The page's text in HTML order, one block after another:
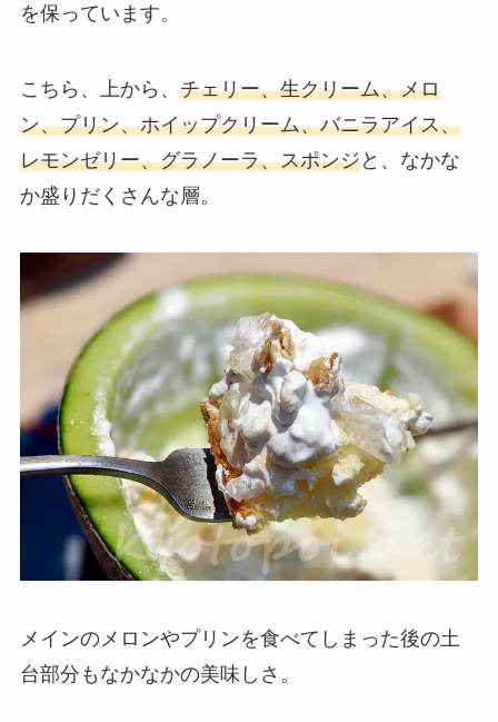
を保っています。
こちら、上から、 チェリー、生クリーム、メロ
ン、プリン、ホイップクリーム、バニラアイス、
レモンゼリー、グラノーラ、スポンジと、なかな
か盛りだくさんな層。
メインのメロンやプリンを食べてしまった後の土
台部分もなかなかの美味しさ。